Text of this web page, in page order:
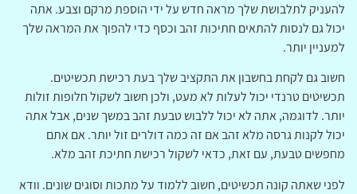
להעניק לתלבושת שלך מראה חדש על ידי הוספת מרקם וצבע. אתה
יכול גם לנסות להתאים חתיכות זהב וכסף כדי להפוך את המראה שלך
למעניין יותר.
חשוב גם לקחת בחשבון את התקציב שלך בעת רכישת תכשיטים.
תכשיטים טרנדי יכול לעלות לא מעט, ולכן חשוב לשקול חלופות זולות
יותר. לדוגמה, אתה לא יכול ללבוש טבעת זהב במשך שנים, אבל אתה
יכול לקנות גרסה מלא זהב אם זה כמה דולרים זול יותר. אם אתם
מחפשים טבעת, עם זאת, כדאי לשקול רכישת חתיכת זהב מלא.
לפני שאתה קונה תכשיטים, חשוב ללמוד על מתכות וסוגים שונים. וודא